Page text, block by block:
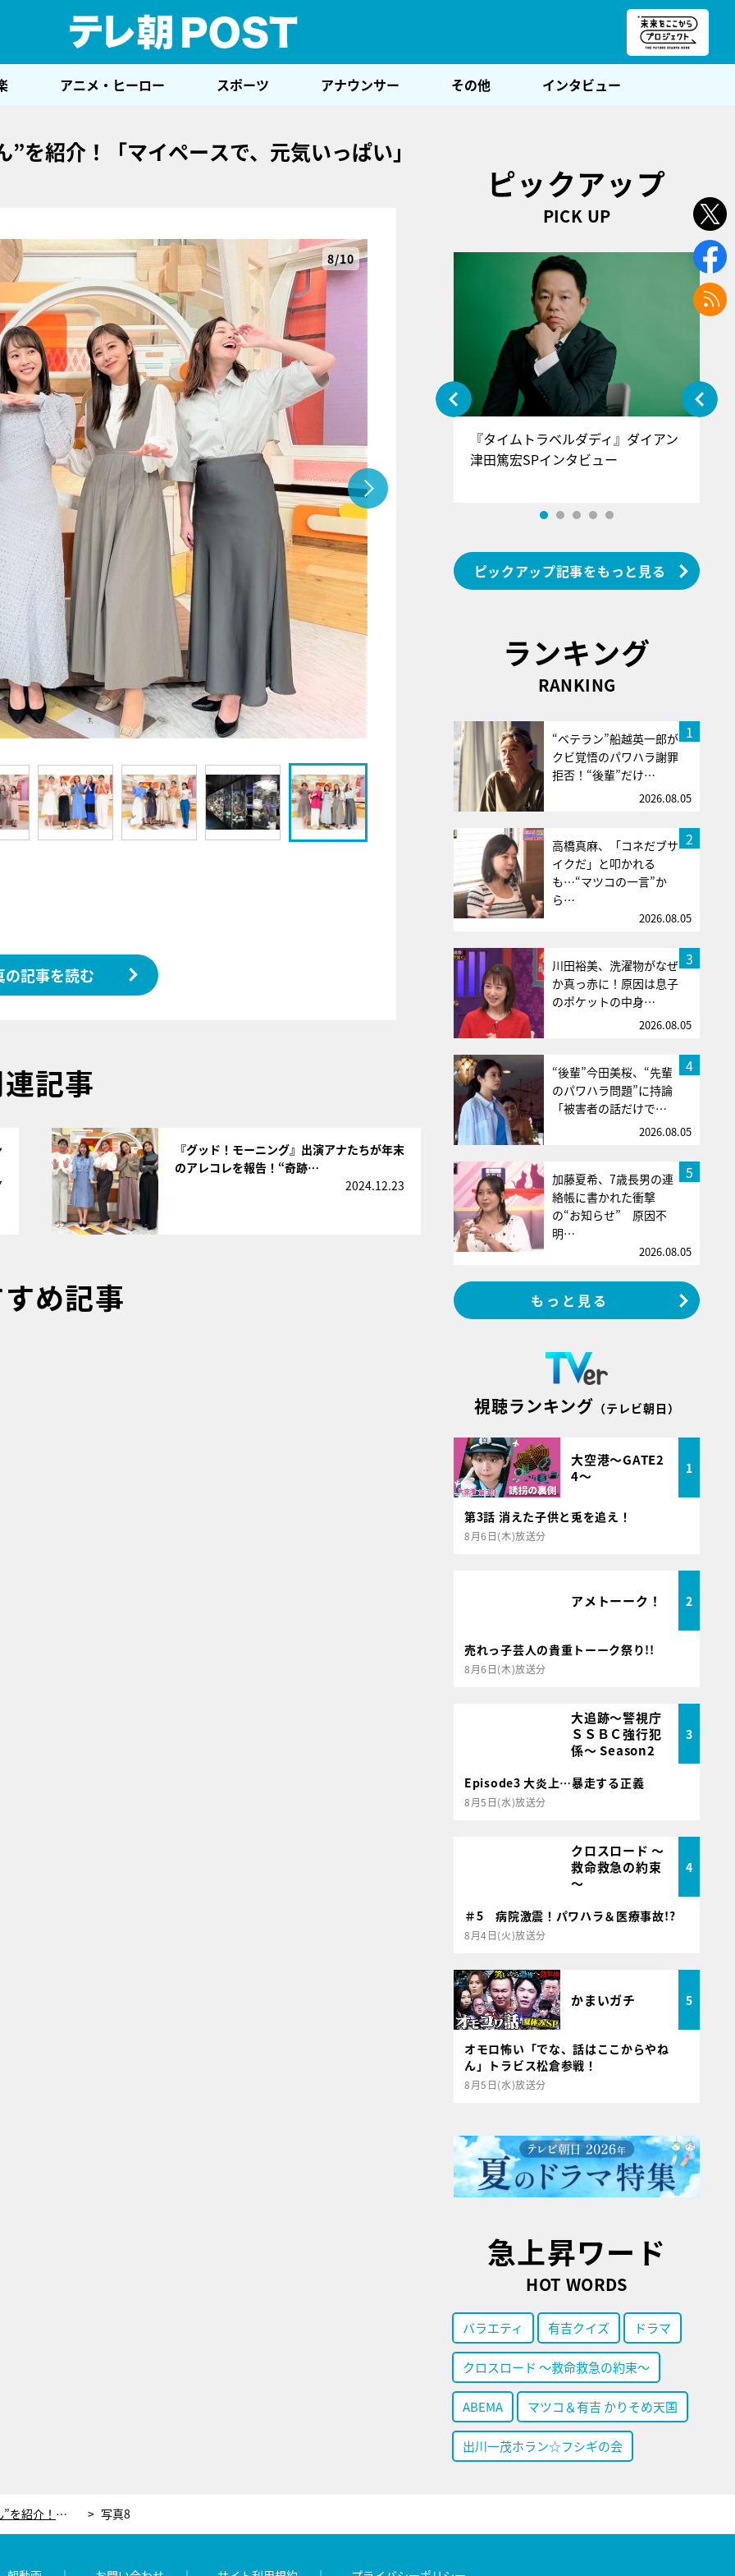
アニメ・ヒーロー スポーツ アナウンサー その他 インタビュー
を紹介！「マイペースで、元気いっぱい」
8/10
の記事を読む
記事
『グッド！モーニング』出演アナたちが年末
のアレコレを報告！“奇跡…
2024.12.23
め記事
ピックアップ
PICK UP
『アイ＝ラブ！げーみんぐ』＝LOV
E齋藤樹愛羅＆佐々木舞香SPインタ
『タイムトラベルダディ』ダイアン
津田篤宏SPインタビュー
ピックアップ記事をもっと見る
ランキング
RANKING
1
“ベテラン”船越英一郎が
クビ覚悟のパワハラ謝罪
拒否！“後輩”だけ…
2026.08.05
2
高橋真麻、「コネだブサ
イクだ」と叩かれる
も…“マツコの一言”か
ら…
2026.08.05
3
川田裕美、洗濯物がなぜ
か真っ赤に！原因は息子
のポケットの中身…
2026.08.05
4
“後輩”今田美桜、“先輩
のパワハラ問題”に持論
「被害者の話だけで…
2026.08.05
5
加藤夏希、7歳長男の連
絡帳に書かれた衝撃
の“お知らせ” 原因不
明…
2026.08.05
もっと見る
視聴ランキング （テレビ朝日）
大空港～GATE2
4～
1
第3話 消えた子供と兎を追え！
8月6日(木)放送分
アメトーーク！ 2
売れっ子芸人の貴重トーーク祭り!!
8月6日(木)放送分
大追跡～警視庁
ＳＳＢＣ強行犯
係～ Season2
3
Episode3 大炎上…暴走する正義
8月5日(水)放送分
クロスロード ～
救命救急の約束
～
4
＃5 病院激震！パワハラ＆医療事故!?
8月4日(火)放送分
かまいガチ 5
オモロ怖い「でな、話はここからやね
ん」トラビス松倉参戦！
8月5日(水)放送分
急上昇ワード
HOT WORDS
バラエティ 有吉クイズ ドラマ
クロスロード ～救命救急の約束～
ABEMA マツコ＆有吉 かりそめ天国
出川一茂ホラン☆フシギの会
山本雪乃アナ、7カ月の“赤ちゃん”を紹介！「マイペースで、元気いっぱい」 写真8